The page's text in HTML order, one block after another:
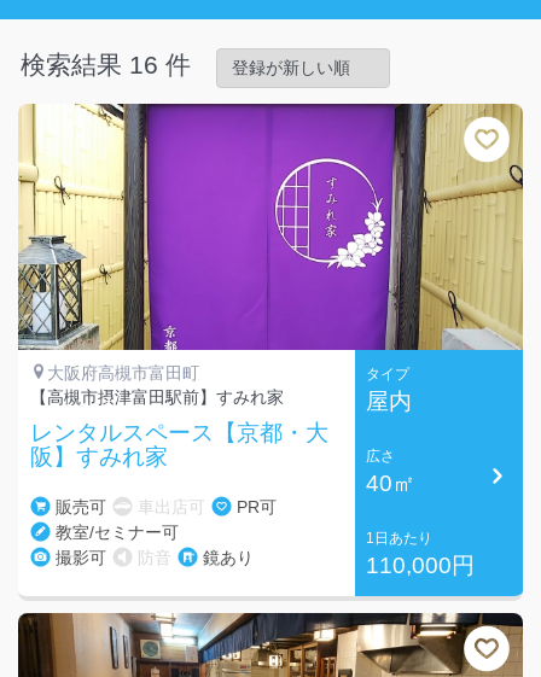
検索結果 16 件
大阪府高槻市富田町
【高槻市摂津富田駅前】すみれ家
レンタルスペース【京都・大
阪】すみれ家
販売可 車出店可
PR可
教室/セミナー可
撮影可
防音 鏡あり
タイプ
屋内
広さ
40㎡
1日あたり
110,000円